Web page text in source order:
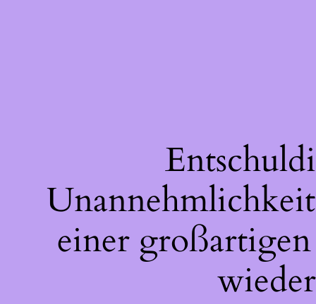
einer großartigen